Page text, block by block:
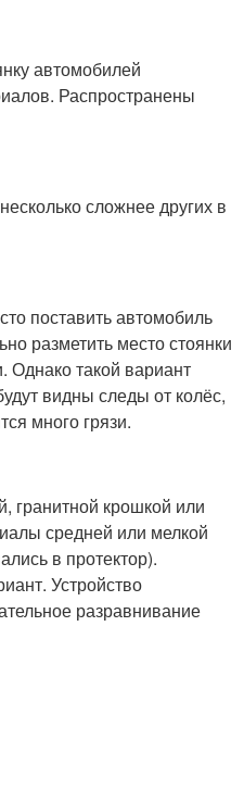
автомобилей
Распространены
сложнее других в
поставить автомобиль
разметить место стоянки
такой вариант
видны следы от колёс,
много грязи.
гранитной крошкой или
средней или мелкой
в протектор).
Устройство
разравнивание